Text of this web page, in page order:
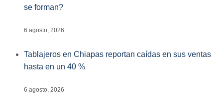
se forman?
6 agosto, 2026
Tablajeros en Chiapas reportan caídas en sus ventas
hasta en un 40 %
6 agosto, 2026